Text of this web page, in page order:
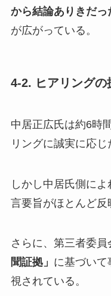
から結論ありきだっ
が広がっている。
4-2. ヒアリングの
中居正広氏は約6時
リングに誠実に応じ
しかし中居氏側に
言要旨がほとんど反
さらに、第三者委
聞証拠」 に基づいて
視されている。